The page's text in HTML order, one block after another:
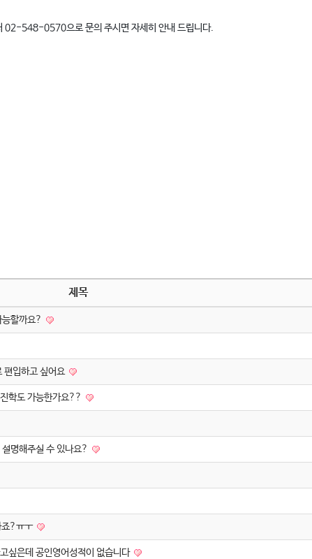
02-548-0570으로 문의 주시면 자세히 안내 드립니다.
제목
할까요?
편입하고 싶어요
학도 가능한가요??
명해주실 수 있나요?
죠?ㅠㅜ
싶은데 공인영어성적이 없습니다